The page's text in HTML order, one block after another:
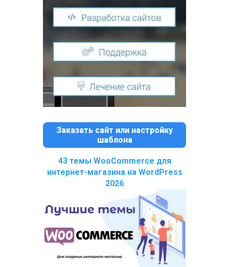
Заказать сайт или настройку
шаблона
43 темы WooCommerce для
интернет-магазина на WordPress
2026